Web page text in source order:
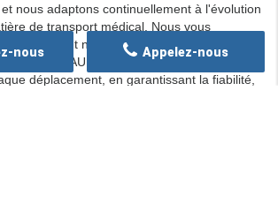
nous adaptons continuellement à l'évolution
de transport médical. Nous vous
engagement ne faiblira jamais et que, sur le
DU LAURAGAIS continuera à valoriser
déplacement, en garantissant la fiabilité,
Appelez-nous
nous